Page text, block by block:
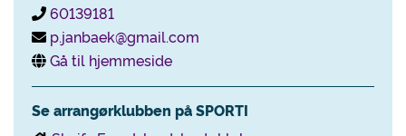
60139181
p.janbaek@gmail.com
Gå til hjemmeside
Se arrangørklubben på SPORTI